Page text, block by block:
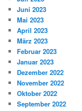
Juni 2023
Mai 2023
April 2023
März 2023
Februar 2023
Januar 2023
Dezember 2022
November 2022
Oktober 2022
September 2022